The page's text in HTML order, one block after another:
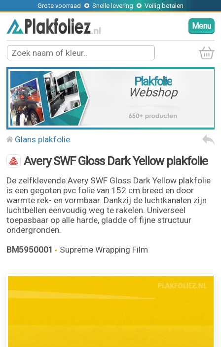
Grote voorraad Snelle levering Veilig betalen
Menu
Plakfolie
Webshop
Glans plakfolie
Avery SWF Gloss Dark Yellow plakfolie
De zelfklevende Avery SWF Gloss Dark Yellow plakfolie
is een gegoten pvc folie van 152 cm breed en door
warmte rek- en vormbaar. Dankzij de luchtkanalen zijn
luchtbellen eenvoudig weg te rakelen. Universeel
toepasbaar op alle harde, gladde of fijne structuur
ondergronden.
BM5950001
Supreme Wrapping Film